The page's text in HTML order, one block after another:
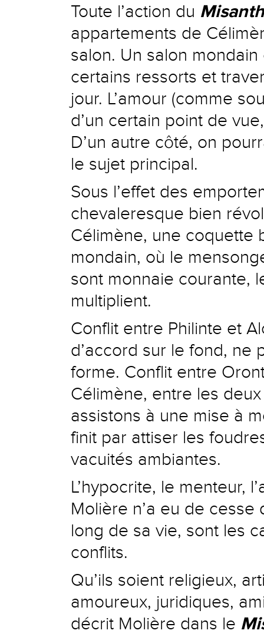
Toute l’action du
appartements de
salon. Un salon
certains ressorts et
jour. L’amour (comme
d’un certain point de
D’un autre côté, on
le sujet principal.
Sous l’effet des
chevaleresque bien
Célimène, une coquette
mondain, où le
sont monnaie courante,
multiplient.
Conflit entre Philinte et
d’accord sur le fond, ne
forme. Conflit entre
Célimène, entre les
assistons à une mise à
finit par attiser les
vacuités ambiantes.
L’hypocrite, le menteur,
Molière n’a eu de
long de sa vie, sont les
conflits.
Qu’ils soient religieux,
amoureux, juridiques,
décrit Molière dans le